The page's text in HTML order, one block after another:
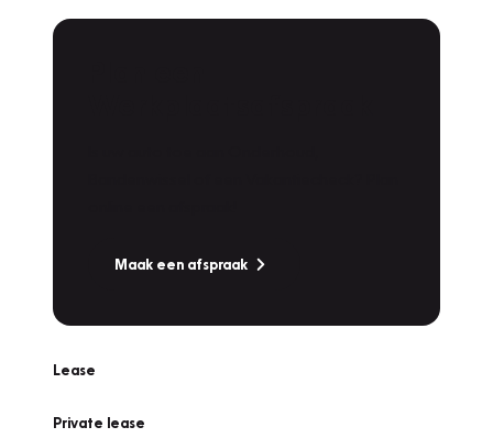
Maak een afspraak
Lease
Private lease